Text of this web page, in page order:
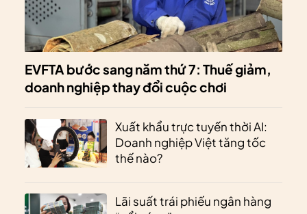
EVFTA bước sang năm thứ 7: Thuế giảm,
doanh nghiệp thay đổi cuộc chơi
Xuất khẩu trực tuyến thời AI:
Doanh nghiệp Việt tăng tốc
thế nào?
Lãi suất trái phiếu ngân hàng